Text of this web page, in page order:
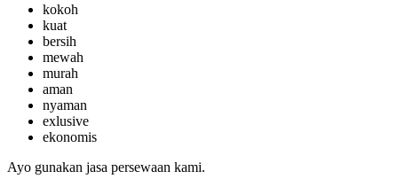
kokoh
kuat
bersih
mewah
murah
aman
nyaman
exlusive
ekonomis
Ayo gunakan jasa persewaan kami.